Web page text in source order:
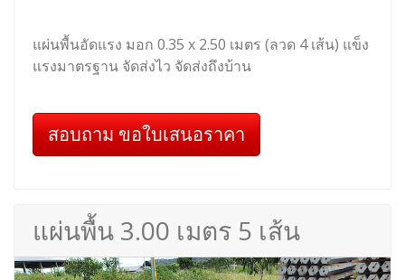
แผ่นพื้นอัดแรง มอก 0.35 x 2.50 เมตร (ลวด 4 เส้น) แข็ง
แรงมาตรฐาน จัดส่งไว จัดส่งถึงบ้าน
สอบถาม ขอใบเสนอราคา
แผ่นพื้น 3.00 เมตร 5 เส้น